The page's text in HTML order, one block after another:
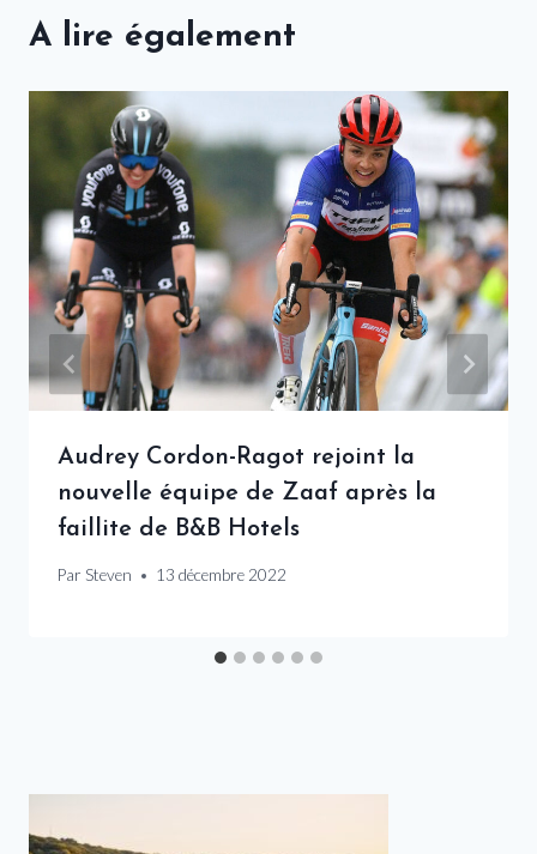
A lire également
Audrey Cordon-Ragot rejoint la
nouvelle équipe de Zaaf après la
faillite de B&B Hotels
Par Steven 13 décembre 2022